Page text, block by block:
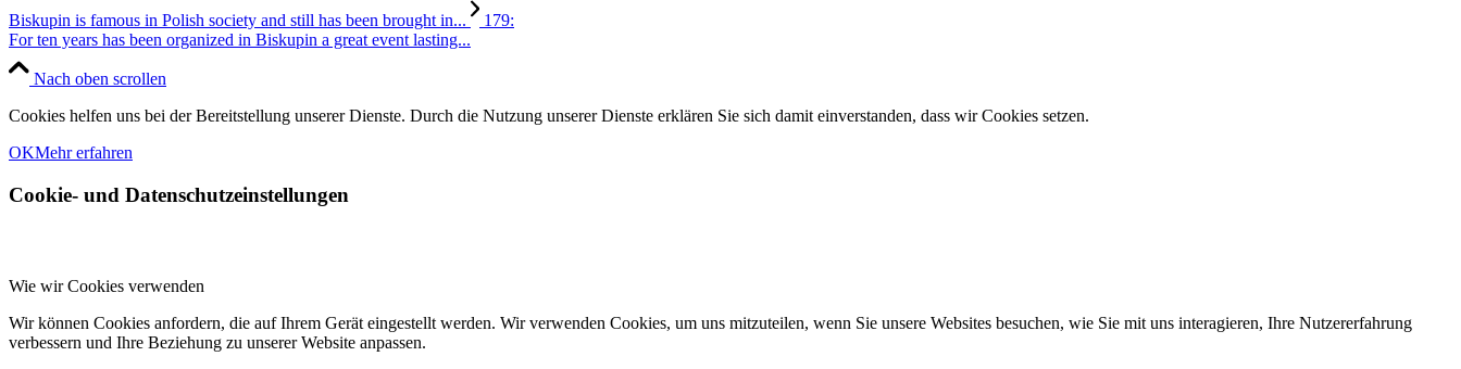
Biskupin is famous in Polish society and still has been brought in...
179:
For ten years has been organized in Biskupin a great event lasting...
Nach oben scrollen
Cookies helfen uns bei der Bereitstellung unserer Dienste. Durch die Nutzung unserer Dienste erklären Sie sich damit einverstanden, dass wir Cookies setzen.
OKMehr erfahren
Cookie- und Datenschutzeinstellungen
Wie wir Cookies verwenden
Wir können Cookies anfordern, die auf Ihrem Gerät eingestellt werden. Wir verwenden Cookies, um uns mitzuteilen, wenn Sie unsere Websites besuchen, wie Sie mit uns interagieren, Ihre Nutzererfahrung
verbessern und Ihre Beziehung zu unserer Website anpassen.